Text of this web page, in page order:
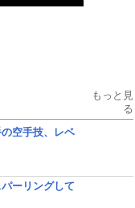
もっと見
る
空手技、レベ
ーリングして